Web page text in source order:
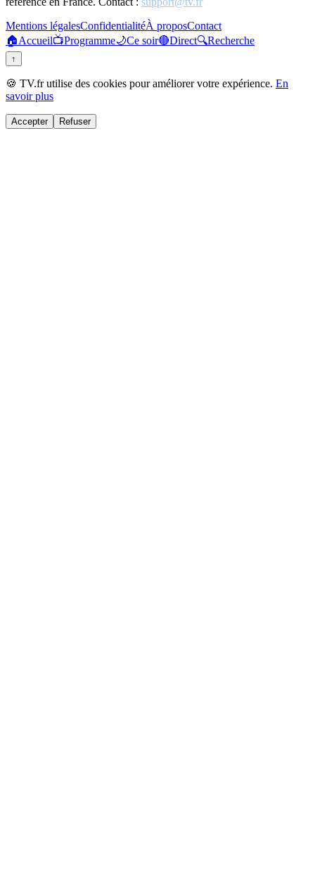
Mentions légalesConfidentialitéÀ proposContact
🏠Accueil📺Programme🌙Ce soir🔴Direct🔍Recherche
↑
🍪 TV.fr utilise des cookies pour améliorer votre expérience. En
savoir plus
Accepter Refuser